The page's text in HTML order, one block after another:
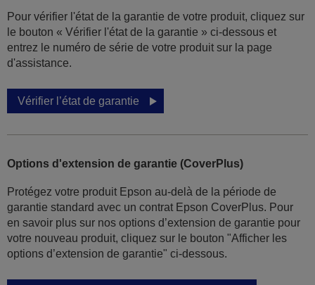
Pour vérifier l'état de la garantie de votre produit, cliquez sur
le bouton « Vérifier l'état de la garantie » ci-dessous et
entrez le numéro de série de votre produit sur la page
d'assistance.
Vérifier l’état de garantie
Options d'extension de garantie (CoverPlus)
Protégez votre produit Epson au-delà de la période de
garantie standard avec un contrat Epson CoverPlus. Pour
en savoir plus sur nos options d’extension de garantie pour
votre nouveau produit, cliquez sur le bouton "Afficher les
options d’extension de garantie" ci-dessous.